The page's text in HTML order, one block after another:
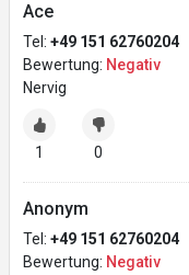
Ace
Tel: +49 151 62760204
Bewertung: Negativ
Nervig
1 0
Anonym
Tel: +49 151 62760204
Bewertung: Negativ